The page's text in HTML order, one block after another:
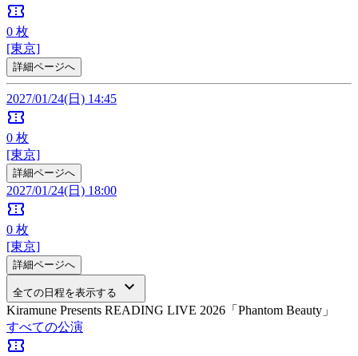
confirmation_number
0 枚
[東京]
詳細ページへ
2027/01/24(日) 14:45
confirmation_number
0 枚
[東京]
詳細ページへ
2027/01/24(日) 18:00
confirmation_number
0 枚
[東京]
詳細ページへ
全ての日程を表示する keyboard_arrow_down
Kiramune Presents READING LIVE 2026「Phantom Beauty」
すべての公演
confirmation_number